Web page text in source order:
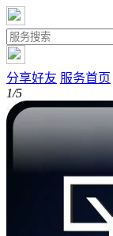
分享好友 服务首页
1/5